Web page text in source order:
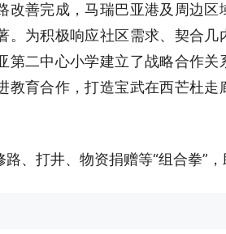
改善完成，马瑞巴亚港及周边
。为积极响应社区需求、契合
第二中心小学建立了战略合作
教育合作，打造宝武在西芒杜
、打井、物资捐赠等“组合拳”，